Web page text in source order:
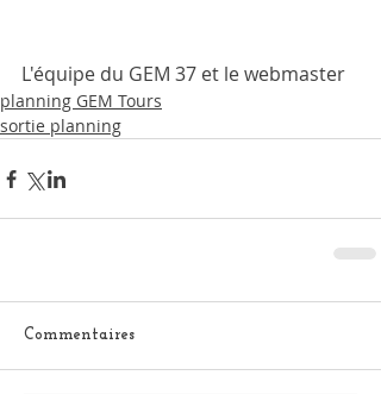
L'équipe du GEM 37 et le webmaster
planning GEM Tours
sortie planning
Commentaires